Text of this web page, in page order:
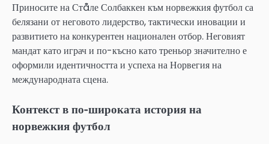
Приносите на Стåле Солбаккен към норвежкия футбол са
белязани от неговото лидерство, тактически иновации и
развитието на конкурентен национален отбор. Неговият
мандат като играч и по-късно като треньор значително е
оформили идентичността и успеха на Норвегия на
международната сцена.
Контекст в по-широката история на
норвежкия футбол